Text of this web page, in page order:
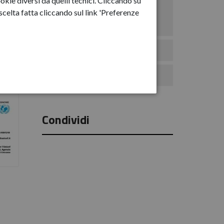
fatta cliccando sul link 'Preferenze
Anno-2025
Condividi